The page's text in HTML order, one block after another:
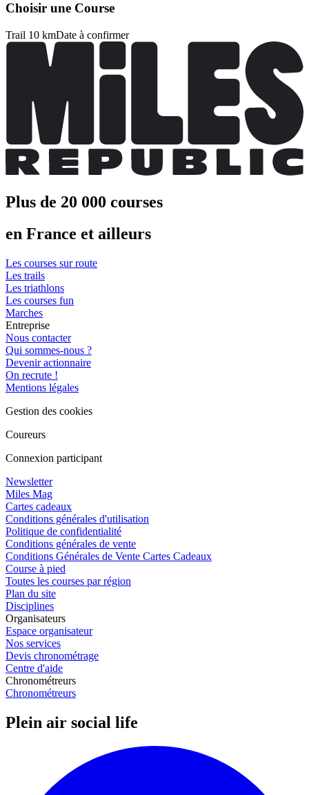
Choisir une Course
Trail 10 kmDate à confirmer
Plus de 20 000 courses
en France et ailleurs
Les courses sur route
Les trails
Les triathlons
Les courses fun
Marches
Entreprise
Nous contacter
Qui sommes-nous ?
Devenir actionnaire
On recrute !
Mentions légales
Gestion des cookies
Coureurs
Connexion participant
Newsletter
Miles Mag
Cartes cadeaux
Conditions générales d'utilisation
Politique de confidentialité
Conditions générales de vente
Conditions Générales de Vente Cartes Cadeaux
Course à pied
Toutes les courses par région
Plan du site
Disciplines
Organisateurs
Espace organisateur
Nos services
Devis chronométrage
Centre d'aide
Chronométreurs
Chronométreurs
Plein air social life